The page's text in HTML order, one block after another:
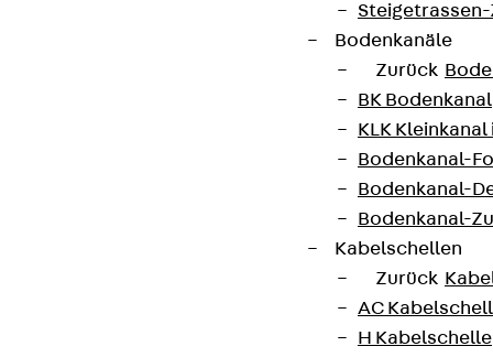
Steigetrassen-
Bodenkanäle
Zurück
BK Bodenkanal
KLK
Bodenkanal-
Bodenkanal-
Bodenkanal-
Kabelschellen
Zurück
AC
H Kabelschelle